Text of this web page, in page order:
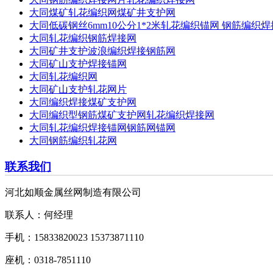
大同煤矿轧花编织网煤矿井支护网
大同低碳钢丝6mm10公分1*2米轧花编织锚网 钢筋编织
大同轧花编织钢筋焊接网
大同矿井支护波浪编织焊接钢筋网
大同矿山支护焊接锚网
大同轧花编织网
大同矿山支护轧花网片
大同编织焊接煤矿支护网
大同编织型钢筋煤矿支护网轧花编织焊接网
大同轧花编织焊接锚网钢筋网锚网
大同钢筋编织轧花网
联系我们
河北如顺金属丝网制造有限公司
联系人：何经理
手机：15833820023 15373871110
座机：0318-7851110